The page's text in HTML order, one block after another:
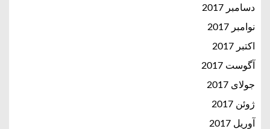
دسامبر 2017
نوامبر 2017
اکتبر 2017
آگوست 2017
جولای 2017
ژوئن 2017
آوریل 2017